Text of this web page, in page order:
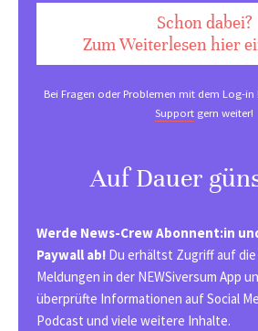
Schon dabei?
Zum Weiterlesen hier
Bei Fragen oder Problemen mit dem Log-
Support gern weiter!
Auf Dauer
Werde News-Crew Abonnent:in
Paywall ab! Du erhältst Zugriff auf
Meldungen in der NEWSiversum App
überprüfte Informationen auf Social
Podcast und viele weitere Inhalte.